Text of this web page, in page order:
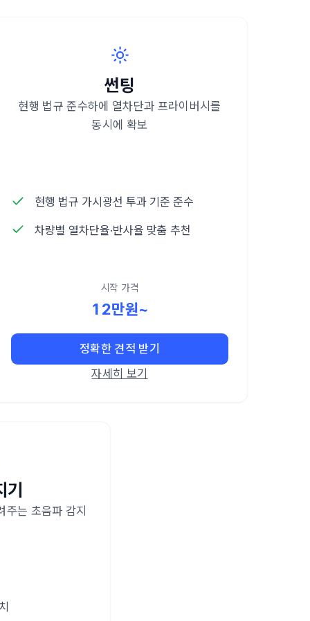
썬팅
현행 법규 준수하에 열차단과 프라이버시를
동시에 확보
현행 법규 가시광선 투과 기준 준수
차량별 열차단율·반사율 맞춤 추천
시작 가격
12만원~
정확한 견적 받기
자세히 보기
주는 초음파 감지